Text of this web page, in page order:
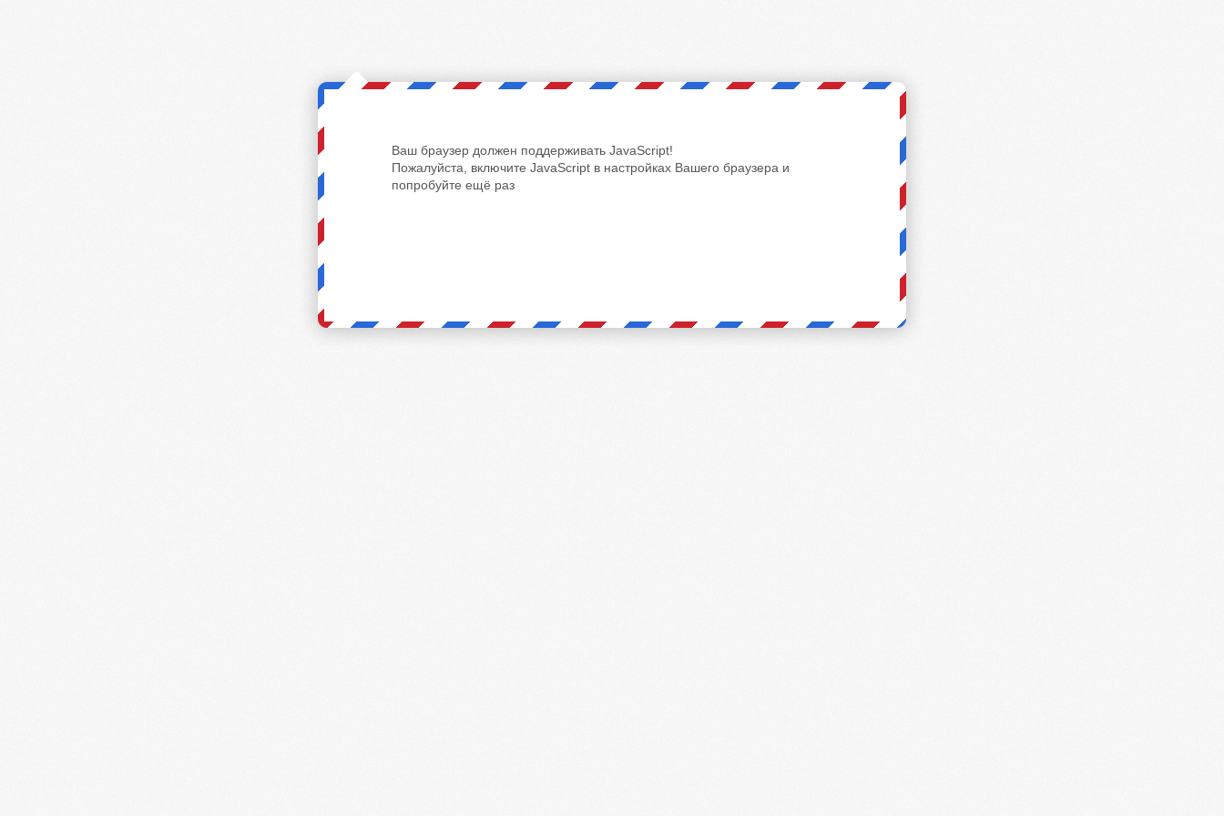
Ваш браузер должен поддерживать JavaScript!
Пожалуйста, включите JavaScript в настройках Вашего браузера и
попробуйте ещё раз